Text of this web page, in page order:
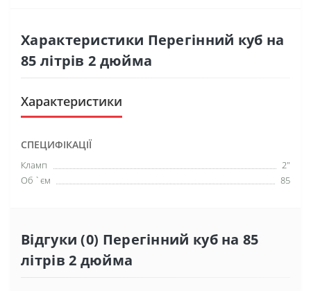
Характеристики Перегінний куб на
85 літрів 2 дюйма
Характеристики
СПЕЦИФІКАЦІЇ
Кламп
2"
Об `єм
85
Відгуки (0) Перегінний куб на 85
літрів 2 дюйма